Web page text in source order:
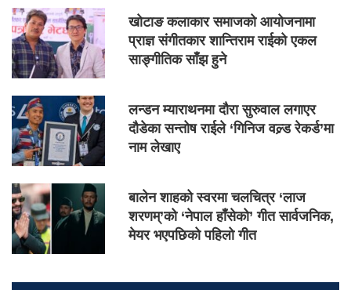
खोटाङ कलाकार समाजको आयोजनामा
प्राज्ञ संगीतकार शान्तिराम राईको एकल
साङ्गीतिक साँझ हुने
लन्डन म्याराथनमा दौरा सुरुवाल लगाएर
दौडेका सन्तोष राईले ‘गिनिज वल्र्ड रेकर्ड’मा
नाम लेखाए
बालेन शाहको स्वरमा चलचित्र ‘लाज
शरणम्’को ‘नेपाल हाँसेको’ गीत सार्वजनिक,
मेयर भएपछिको पहिलो गीत